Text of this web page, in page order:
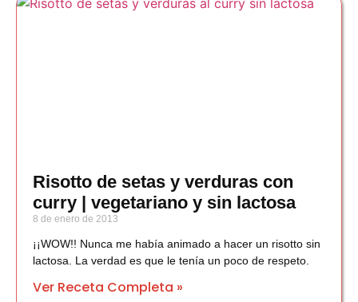
Risotto de setas y verduras con
curry | vegetariano y sin lactosa
8 de enero de 2013
¡¡WOW!! Nunca me había animado a hacer un risotto sin
lactosa. La verdad es que le tenía un poco de respeto.
Ver Receta Completa »